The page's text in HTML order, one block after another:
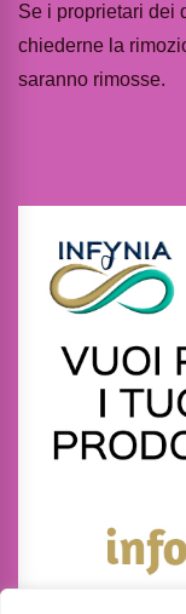
Se i proprietari dei
chiederne la
saranno rimosse.